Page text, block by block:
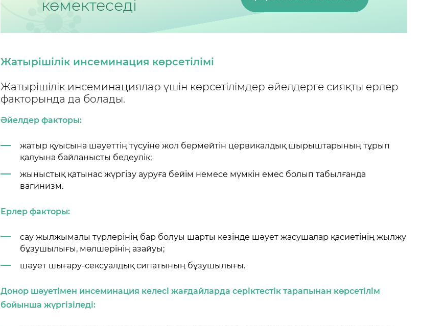
көмектеседі
Жатырішілік инсеминация көрсетілімі
Жатырішілік инсеминациялар үшін көрсетілімдер әйелдерге сияқты ерлер
факторында да болады.
Әйелдер факторы:
жатыр қуысына шәуеттің түсуіне жол бермейтін цервикалдық шырыштарының тұрып
қалуына байланысты бедеулік;
жыныстық қатынас жүргізу ауруға бейім немесе мүмкін емес болып табылғанда
вагинизм.
Ерлер факторы:
сау жылжымалы түрлерінің бар болуы шарты кезінде шәует жасушалар қасиетінің жылжу
бұзушылығы, мөлшерінің азайуы;
шәует шығару-сексуалдық сипатының бұзушылығы.
Донор шәуетімен инсеминация келесі жағдайларда серіктестік тарапынан көрсетілім
бойынша жүргізіледі: